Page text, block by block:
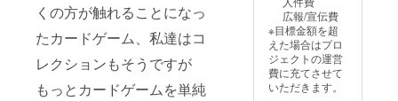
くの方が触れることになっ
たカードゲーム、私達はコ
レクションもそうですが
もっとカードゲームを単純
広報/宣伝費
※目標金額を超
えた場合はプロ
ジェクトの運営
費に充てさせて
いただきます。